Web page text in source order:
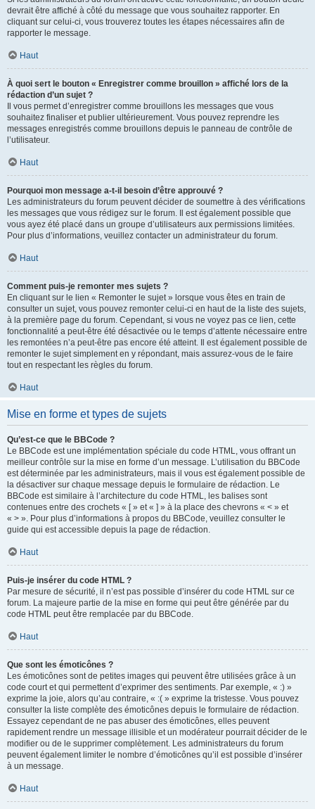
devrait être affiché à côté du message que vous souhaitez rapporter. En
cliquant sur celui-ci, vous trouverez toutes les étapes nécessaires afin de
rapporter le message.
Haut
À quoi sert le bouton « Enregistrer comme brouillon » affiché lors de la
rédaction d’un sujet ?
Il vous permet d’enregistrer comme brouillons les messages que vous
souhaitez finaliser et publier ultérieurement. Vous pouvez reprendre les
messages enregistrés comme brouillons depuis le panneau de contrôle de
l’utilisateur.
Haut
Pourquoi mon message a-t-il besoin d’être approuvé ?
Les administrateurs du forum peuvent décider de soumettre à des vérifications
les messages que vous rédigez sur le forum. Il est également possible que
vous ayez été placé dans un groupe d’utilisateurs aux permissions limitées.
Pour plus d’informations, veuillez contacter un administrateur du forum.
Haut
Comment puis-je remonter mes sujets ?
En cliquant sur le lien « Remonter le sujet » lorsque vous êtes en train de
consulter un sujet, vous pouvez remonter celui-ci en haut de la liste des sujets,
à la première page du forum. Cependant, si vous ne voyez pas ce lien, cette
fonctionnalité a peut-être été désactivée ou le temps d’attente nécessaire entre
les remontées n’a peut-être pas encore été atteint. Il est également possible de
remonter le sujet simplement en y répondant, mais assurez-vous de le faire
tout en respectant les règles du forum.
Haut
Mise en forme et types de sujets
Qu’est-ce que le BBCode ?
Le BBCode est une implémentation spéciale du code HTML, vous offrant un
meilleur contrôle sur la mise en forme d’un message. L’utilisation du BBCode
est déterminée par les administrateurs, mais il vous est également possible de
la désactiver sur chaque message depuis le formulaire de rédaction. Le
BBCode est similaire à l’architecture du code HTML, les balises sont
contenues entre des crochets « [ » et « ] » à la place des chevrons « < » et
« > ». Pour plus d’informations à propos du BBCode, veuillez consulter le
guide qui est accessible depuis la page de rédaction.
Haut
Puis-je insérer du code HTML ?
Par mesure de sécurité, il n’est pas possible d’insérer du code HTML sur ce
forum. La majeure partie de la mise en forme qui peut être générée par du
code HTML peut être remplacée par du BBCode.
Haut
Que sont les émoticônes ?
Les émoticônes sont de petites images qui peuvent être utilisées grâce à un
code court et qui permettent d’exprimer des sentiments. Par exemple, « :) »
exprime la joie, alors qu’au contraire, « :( » exprime la tristesse. Vous pouvez
consulter la liste complète des émoticônes depuis le formulaire de rédaction.
Essayez cependant de ne pas abuser des émoticônes, elles peuvent
rapidement rendre un message illisible et un modérateur pourrait décider de le
modifier ou de le supprimer complètement. Les administrateurs du forum
peuvent également limiter le nombre d’émoticônes qu’il est possible d’insérer
à un message.
Haut